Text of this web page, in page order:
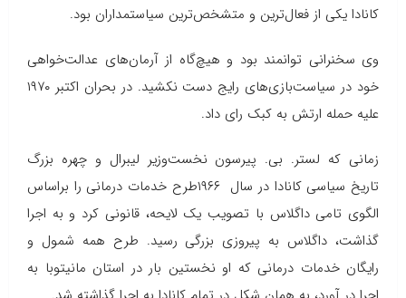
کانادا یکی از فعال‌ترین و متشخص‌ترین سیاستمداران بود.
وی سخنرانی توانمند بود و هیچ‌گاه از آرمان‌های عدالت‌خواهی
خود در سیاست‌بازی‌های رایج دست نكشید. در بحران اكتبر ۱۹۷۰
علیه حمله ارتش به كبك رای داد.
زمانی كه لستر. بی. پیرسون نخست‌وزیر لیبرال و چهره بزرگ
تاریخ سیاسی كانادا در سال ۱۹۶۶طرح خدمات درمانی را براساس
الگوی تامی داگلاس با تصویب یک لایحه، قانونی کرد و به اجرا
گذاشت، داگلاس به پیروزی بزرگی رسید. طرح همه شمول و
رایگان خدمات درمانی که او نخستین بار در استان مانیتوبا به